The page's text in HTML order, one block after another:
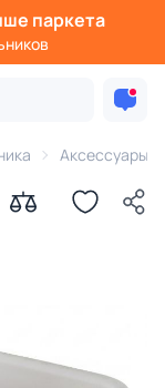
паркета
Аксессуары